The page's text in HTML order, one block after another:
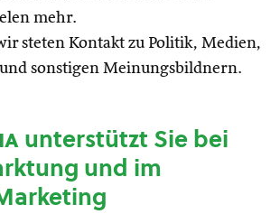
mehr.
steten Kontakt zu Politik, Medien,
sonstigen Meinungsbildnern.
unterstützt Sie bei
und im